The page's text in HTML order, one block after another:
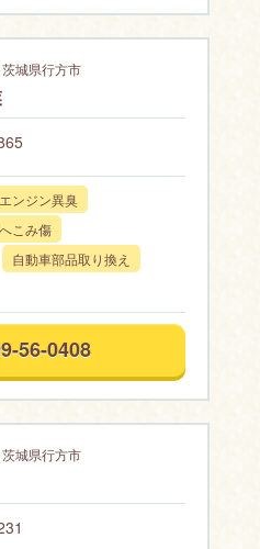
城県行方市
エンジン異臭
こみ傷
自動車部品取り換え
56-0408
城県行方市